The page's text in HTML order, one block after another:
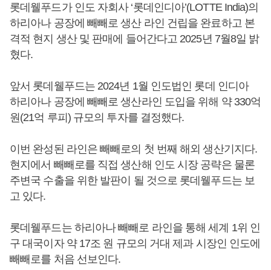
롯데웰푸드가 인도 자회사 ‘롯데인디아’(LOTTE India)의
하리아나 공장에 빼빼로 생산 라인 건립을 완료하고 본
격적 현지 생산 및 판매에 들어간다고 2025년 7월8일 밝
혔다.
앞서 롯데웰푸드는 2024년 1월 인도법인 롯데 인디아
하리아나 공장에 빼빼로 생산라인 도입을 위해 약 330억
원(21억 루피) 규모의 투자를 결정했다.
이번 완성된 라인은 빼빼로의 첫 번째 해외 생산기지다.
현지에서 빼빼로를 직접 생산해 인도 시장 공략은 물론
주변국 수출을 위한 발판이 될 것으로 롯데웰푸드는 보
고 있다.
롯데웰푸드는 하리아나 빼빼로 라인을 통해 세계 1위 인
구 대국이자 약 17조 원 규모의 거대 제과 시장인 인도에
빼빼로를 처음 선보인다.